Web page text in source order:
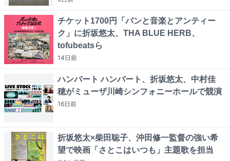
チケット1700円「パンと音楽とアンティー
ク」に折坂悠太、THA BLUE HERB、
tofubeatsら
14日前
ハンバート ハンバート、折坂悠太、中村佳
穂がミューザ川崎シンフォニーホールで競演
16日前
折坂悠太×柴田聡子、沖田修一監督の強い希
望で映画「さとこはいつも」主題歌を担当